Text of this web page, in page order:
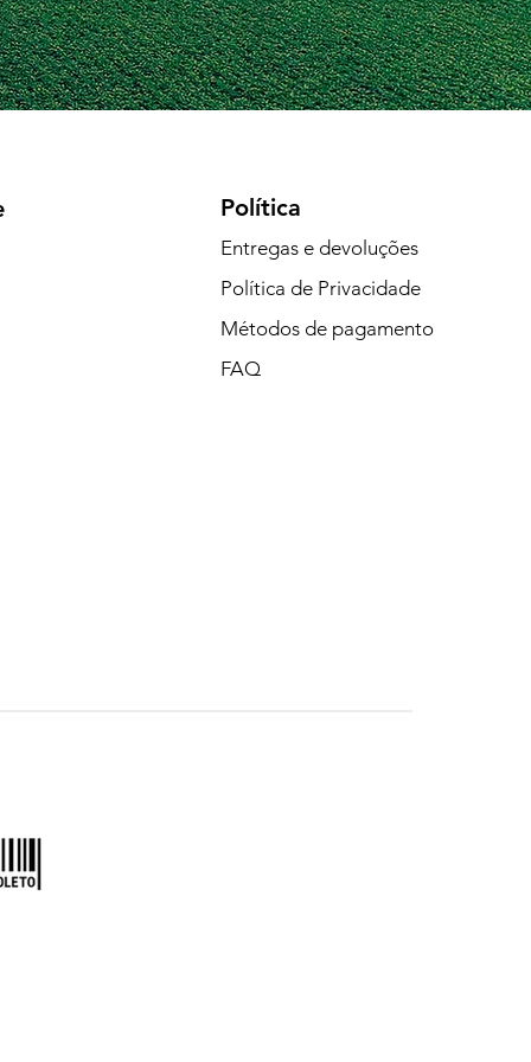
Política
Entregas e devoluções
Política de Privacidade
Métodos de pagamento
FAQ